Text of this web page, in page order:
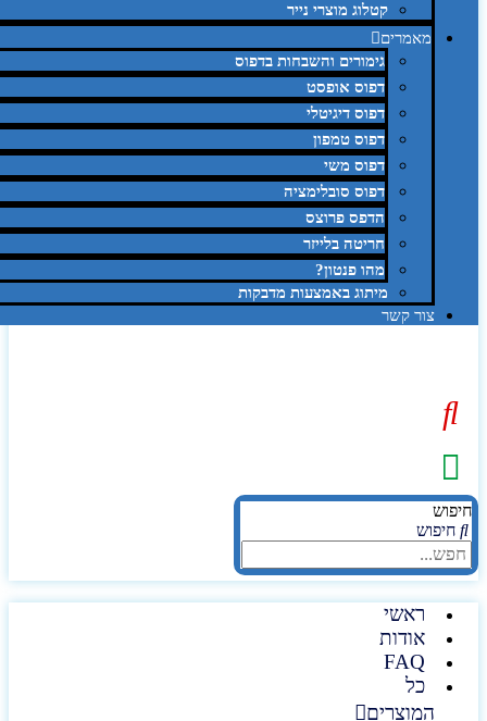
קטלוג מוצרי נייר
מאמרים
גימורים והשבחות בדפוס
דפוס אופסט
דפוס דיגיטלי
דפוס טמפון
דפוס משי
דפוס סובלימציה
הדפס פרוצס
חריטה בלייזר
מהו פנטון?
מיתוג באמצעות מדבקות
צור קשר
חיפוש
ראשי
אודות
FAQ
כל
המוצרים